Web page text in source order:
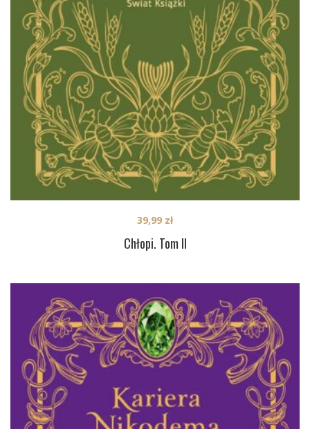
Chłopi. Tom II
39,99 zł